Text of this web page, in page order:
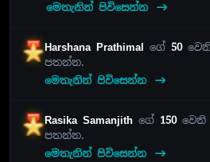
මෙතැනින් පිවිසෙන්න
Harshana Prathimal ගේ 50
පතන්න.
මෙතැනින් පිවිසෙන්න
Rasika Samanjithගේ 150වෙනි
පතන්න.
මෙතැනින් පිවිසෙන්න